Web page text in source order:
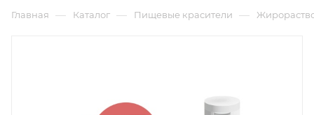
Главная — Каталог — Пищевые красители —